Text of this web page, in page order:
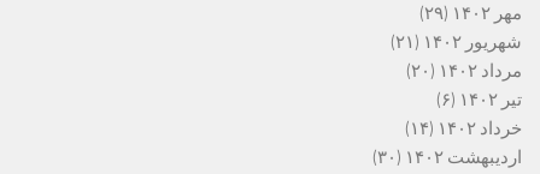
مهر ۱۴۰۲
(۲۹)
شهریور ۱۴۰۲
(۲۱)
مرداد ۱۴۰۲
(۲۰)
تیر ۱۴۰۲
(۶)
خرداد ۱۴۰۲
(۱۴)
اردیبهشت ۱۴۰۲
(۳۰)